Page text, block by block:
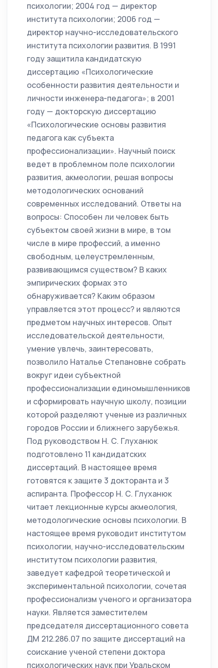
психологии; 2004 год — директор
института психологии; 2006 год —
директор научно-исследовательского
института психологии развития. В 1991
году защитила кандидатскую
диссертацию «Психологические
особенности развития деятельности и
личности инженера-педагога»; в 2001
году — докторскую диссертацию
«Психологические основы развития
педагога как субъекта
профессионализации». Научный поиск
ведет в проблемном поле психологии
развития, акмеологии, решая вопросы
методологических оснований
современных исследований. Ответы на
вопросы: Способен ли человек быть
субъектом своей жизни в мире, в том
числе в мире профессий, а именно
свободным, целеустремленным,
развивающимся существом? В каких
эмпирических формах это
обнаруживается? Каким образом
управляется этот процесс? и являются
предметом научных интересов. Опыт
исследовательской деятельности,
умение увлечь, заинтересовать,
позволило Наталье Степановне собрать
вокруг идеи субъектной
профессионализации единомышленников
и сформировать научную школу, позиции
которой разделяют ученые из различных
городов России и ближнего зарубежья.
Под руководством Н. С. Глуханюк
подготовлено 11 кандидатских
диссертаций. В настоящее время
готовятся к защите 3 докторанта и 3
аспиранта. Профессор Н. С. Глуханюк
читает лекционные курсы акмеология,
методологические основы психологии. В
настоящее время руководит институтом
психологии, научно-исследовательским
институтом психологии развития,
заведует кафедрой теоретической и
экспериментальной психологии, сочетая
профессионализм ученого и организатора
науки. Является заместителем
председателя диссертационного совета
ДМ 212.286.07 по защите диссертаций на
соискание ученой степени доктора
психологических наук при Уральском